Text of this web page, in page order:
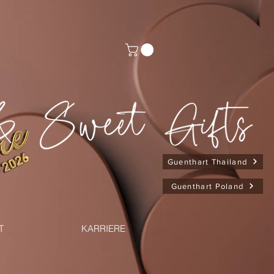
Guenthart Thailand
Guenthart Poland
KARRIERE